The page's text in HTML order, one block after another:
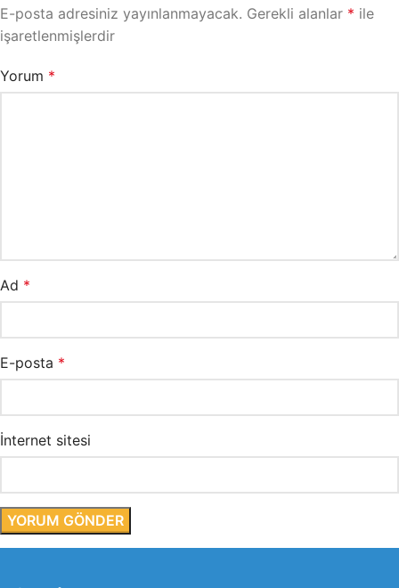
E-posta adresiniz yayınlanmayacak. Gerekli alanlar * ile
işaretlenmişlerdir
Yorum *
Ad *
E-posta *
İnternet sitesi